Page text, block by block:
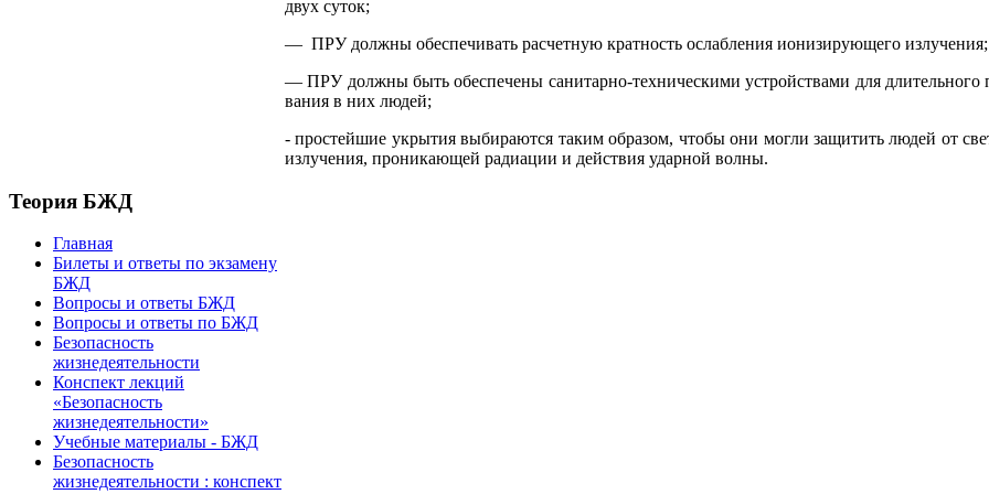
двух суток;
— ПРУ должны обеспечивать расчетную крат­ность ослабления ионизирующего излучения;
— ПРУ должны быть обеспечены санитарно-техническими устройствами для
вания в них людей;
- простейшие укрытия выбираются таким об­разом, чтобы они могли защитить людей от
излучения, проникающей радиации и действия ударной волны.
Теория БЖД
Главная
Билеты и ответы по экзамену
БЖД
Вопросы и ответы БЖД
Вопросы и ответы по БЖД
Безопасность
жизнедеятельности
Конспект лекций
«Безопасность
жизнедеятельности»
Учебные материалы - БЖД
Безопасность
жизнедеятельности : конспект